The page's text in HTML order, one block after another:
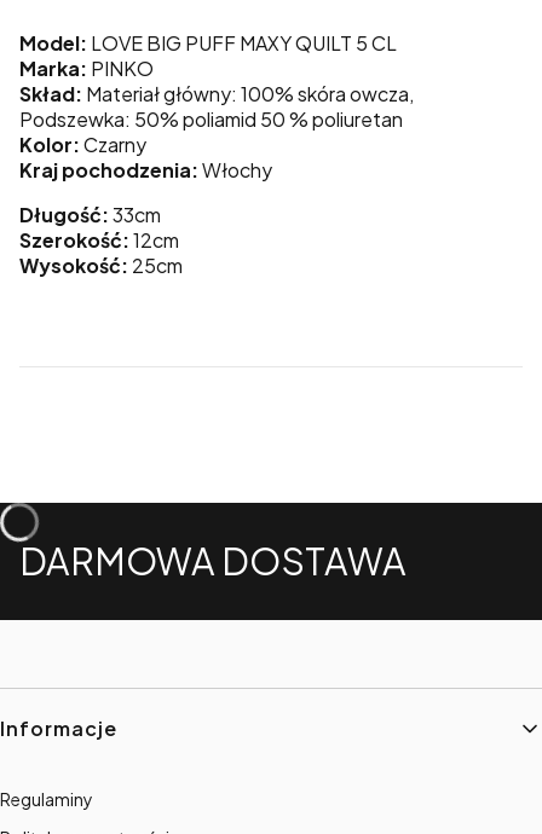
Model: LOVE BIG PUFF MAXY QUILT 5 CL
Marka: PINKO
Skład: Materiał główny: 100% skóra owcza,
Podszewka: 50% poliamid 50 % poliuretan
Kolor:Czarny
Kraj pochodzenia:Włochy
Długość:33cm
Szerokość:12cm
Wysokość: 25cm
DARMOWA DOSTAWA
Linki w stopce
Informacje
Regulaminy